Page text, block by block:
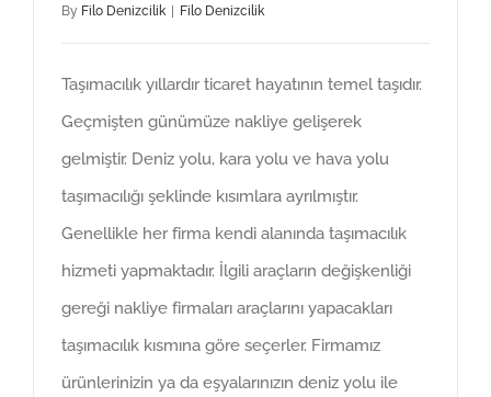
By Filo Denizcilik Filo Denizcilik
Taşımacılık yıllardır ticaret hayatının temel taşıdır.
Geçmişten günümüze nakliye gelişerek
gelmiştir. Deniz yolu, kara yolu ve hava yolu
taşımacılığı şeklinde kısımlara ayrılmıştır.
Genellikle her firma kendi alanında taşımacılık
hizmeti yapmaktadır. İlgili araçların değişkenliği
gereği nakliye firmaları araçlarını yapacakları
taşımacılık kısmına göre seçerler. Firmamız
ürünlerinizin ya da eşyalarınızın deniz yolu ile